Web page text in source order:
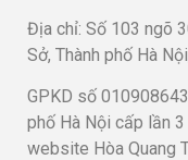
Địa chỉ: Số 103 ngõ
Sở, Thành phố Hà
GPKD số
phố Hà Nội cấp lần
website Hòa Quang